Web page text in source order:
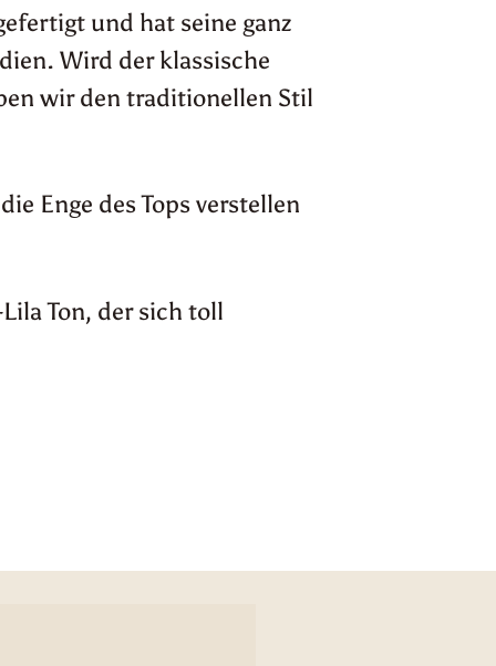
und hat seine ganz
Wird der klassische
wir den traditionellen Stil
Enge des Tops verstellen
Ton, der sich toll